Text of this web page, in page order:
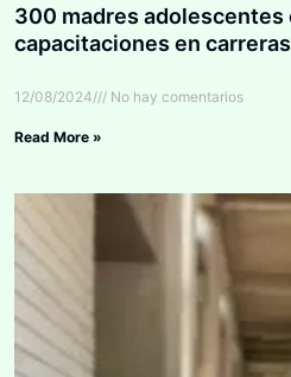
300 madres adolescentes
capacitaciones en
12/08/2024 No hay comentarios
Read More »